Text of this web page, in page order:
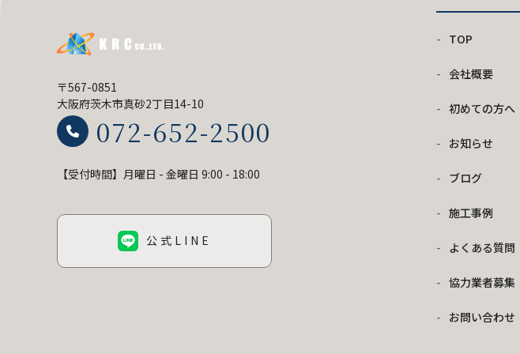
〒567-0851
大阪府茨木市真砂2丁目14-10
072-652-2500
【受付時間】月曜日 - 金曜日 9:00 - 18:00
公式LINE
TOP
会社概要
初めての方へ
お知らせ
ブログ
施工事例
よくある質問
協力業者募集
お問い合わせ